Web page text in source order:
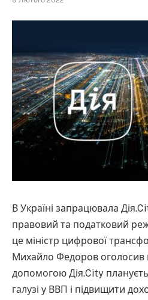
В Україні запрацювала
правовий та податковий
це міністр цифрової
Михайло Федоров оголосив
допомогою Дія.City
галузі у ВВП і підвищити